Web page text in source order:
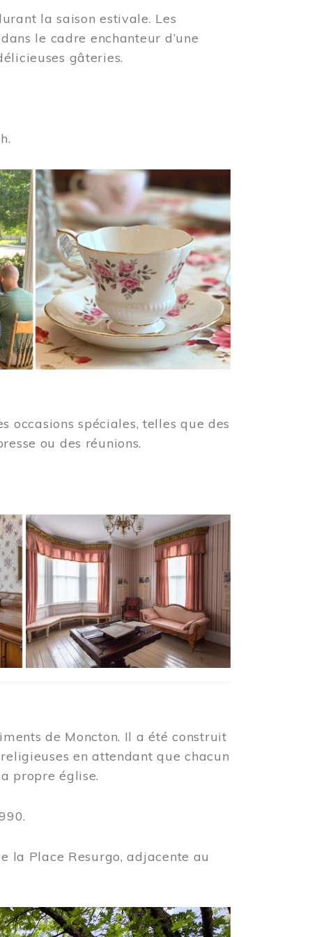
la saison estivale. Les
le cadre enchanteur d’une
gâteries.
occasions spéciales, telles que des
ou des réunions.
de Moncton. Il a été construit
en attendant que chacun
propre église.
la Place Resurgo, adjacente au